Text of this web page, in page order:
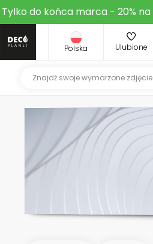
Tylko do końca marca - 20%
Polska Ulubione